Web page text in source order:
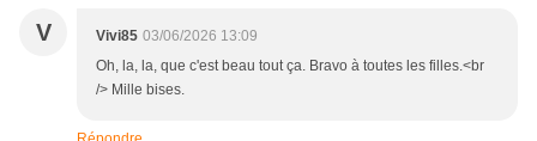
V Vivi85 03/06/2026 13:09
Oh, la, la, que c'est beau tout ça. Bravo à toutes les filles.<br
/> Mille bises.